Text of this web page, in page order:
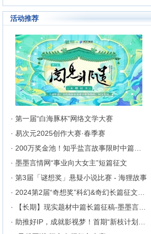
活动推荐
· 第一届“白海豚杯”网络文学大赛
· 易次元2025创作大赛·春季赛
· 墨墨言情网“事业向大女主”短篇征文
· 第3届「谜想奖」悬疑小说比赛 - 海狸故事